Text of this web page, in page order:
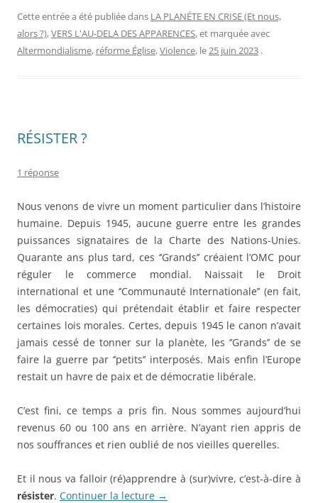
Cette entrée a été publiée dans LA PLANÉTE EN CRISE (Et nous,
alors ?),VERS L'AU-DELA DES APPARENCES, et marquée avec
Altermondialisme, réforme Église,Violence, le25 juin 2023 .
RÉSISTER ?
1 réponse
Nous venons de vivre un moment particulier dans l’histoire
humaine. Depuis 1945, aucune guerre entre les grandes
puissances signataires de la Charte des Nations-Unies.
Quarante ans plus tard, ces ‘’Grands’’ créaient l’OMC pour
réguler le commerce mondial. Naissait le Droit
international et une ‘’Communauté Internationale’’ (en fait,
les démocraties) qui prétendait établir et faire respecter
certaines lois morales. Certes, depuis 1945 le canon n’avait
jamais cessé de tonner sur la planète, les ‘’Grands’’ de se
faire la guerre par ‘’petits’’ interposés. Mais enfin l’Europe
restait un havre de paix et de démocratie libérale.
C’est fini, ce temps a pris fin. Nous sommes aujourd’hui
revenus 60 ou 100 ans en arrière. N’ayant rien appris de
nos souffrances et rien oublié de nos vieilles querelles.
Et il nous va falloir (ré)apprendre à (sur)vivre, c’est-à-dire à
résister. Continuer la lecture →